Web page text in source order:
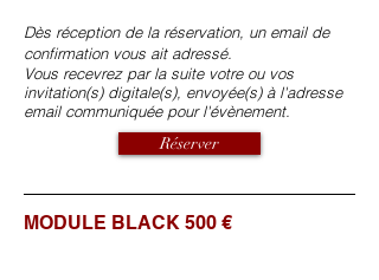
Dès réception de la réservation, un email de
confirmation vous ait adressé.
Vous recevrez par la suite votre ou vos
invitation(s) digitale(s), envoyée(s) à l'adresse
email communiquée pour l'évènement.
Réserver
MODULE BLACK 500 €